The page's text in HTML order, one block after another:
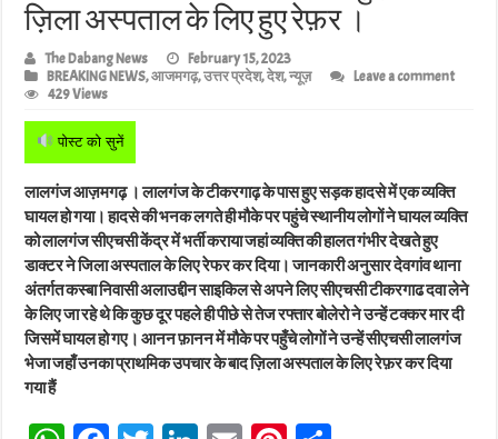
ज़िला अस्पताल के लिए हुए रेफ़र ।
The Dabang News
February 15, 2023
BREAKING NEWS,आजमगढ़,उत्तर प्रदेश,देश,न्यूज़
Leave a comment
429 Views
पोस्ट को सुनें
लालगंज आज़मगढ़ । लालगंज के टीकरगाढ़ के पास हुए सड़क हादसे में एक व्यक्ति
घायल हो गया। हादसे की भनक लगते ही मौके पर पहुंचे स्थानीय लोगों ने घायल व्यक्ति
को लालगंज सीएचसी केंद्र में भर्ती कराया जहां व्यक्ति की हालत गंभीर देखते हुए
डाक्टर ने जिला अस्पताल के लिए रेफर कर दिया। जानकारी अनुसार देवगांव थाना
अंतर्गत कस्बा निवासी अलाउद्दीन साइकिल से अपने लिए सीएचसी टीकरगाढ दवा लेने
के लिए जा रहे थे कि कुछ दूर पहले ही पीछे से तेज रफ्तार बोलेरो ने उन्हें टक्कर मार दी
जिसमें घायल हो गए। आनन फ़ानन में मौके पर पहुँचे लोगों ने उन्हें सीएचसी लालगंज
भेजा जहाँ उनका प्राथमिक उपचार के बाद ज़िला अस्पताल के लिए रेफ़र कर दिया
गया हैं